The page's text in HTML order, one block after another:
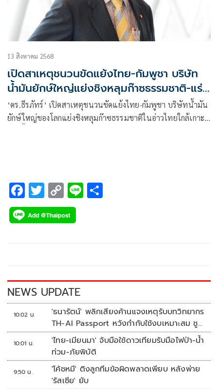
13 สิงหาคม 2568
เปิดสาเหตุชนวนขัดแย้งไทย-กัมพูชา บริษัท
น้ำมันยักษ์ใหญ่แย่งชิงหลุมก๊าซธรรมชาติ-แร่
แรเอิร์ท
‘ดร.ธีรภัทร์’ เปิดสาเหตุชนวนขัดแย้งไทย-กัมพูชา บริษัทน้ำมัน
ยักษ์ใหญ่ของโลกแย่งชิงหลุมก๊าซธรรมชาติในอ่าวไทยใกล้เกาะ
F
ac
e
k
T
wi
tt
C
o
p
k
Li
NEWS UPDATE
10:02 น.
'ธนารัตน์' พลิกเสียงค้านแจงเหตุรับบทวิทยากร
TH-AI Passport หวังกำกับใช้งบเหมาะสม ชู
จุดเด่นคนไทยได้ใช้ AI ระดับโปร ลดเหลื่อมล้ำ
ทางเทคโนโลยี เซฟงบไปกว่า900ล้าน เชื่อหาก
ใช้เต็มที่เอกชนขาดทุนย่อยยับ
10:01 น.
'ไทย-เมียนมา' จับมือใช้ดาวเทียมรับมือไฟป่า-น้ำ
ท่วม-ภัยพิบัติ
9:50 น.
'โค้ชหมี' ติงลูกทีมข้อผิดพลาดเพียบ หลังพ่าย
'รัสเซีย' ยับ